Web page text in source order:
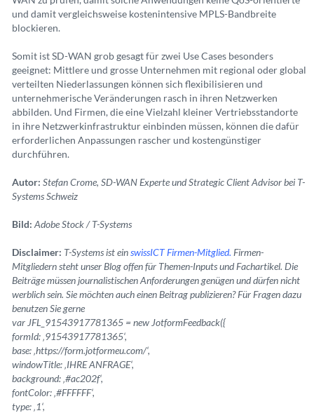
und damit vergleichsweise kostenintensive MPLS-Bandbreite
blockieren.
Somit ist SD-WAN grob gesagt für zwei Use Cases besonders
geeignet: Mittlere und grosse Unternehmen mit regional oder global
verteilten Niederlassungen können sich flexibilisieren und
unternehmerische Veränderungen rasch in ihren Netzwerken
abbilden. Und Firmen, die eine Vielzahl kleiner Vertriebsstandorte
in ihre Netzwerkinfrastruktur einbinden müssen, können die dafür
erforderlichen Anpassungen rascher und kostengünstiger
durchführen.
Autor: Stefan Crome, SD-WAN Experte und Strategic Client Advisor bei T-
Systems Schweiz
Bild: Adobe Stock / T-Systems
Disclaimer: T-Systems ist einswissICT Firmen-Mitglied. Firmen-
Mitgliedern steht unser Blog offen für Themen-Inputs und Fachartikel. Die
Beiträge müssen journalistischen Anforderungen genügen und dürfen nicht
werblich sein. Sie möchten auch einen Beitrag publizieren? Für Fragen dazu
benutzen Sie gerne
var JFL_91543917781365 = new JotformFeedback({
formId: ‚91543917781365‘,
base: ‚https://form.jotformeu.com/‘,
windowTitle: ‚IHRE ANFRAGE‘,
background: ‚#ac202f‘,
fontColor: ‚#FFFFFF‘,
type: ‚1‘,